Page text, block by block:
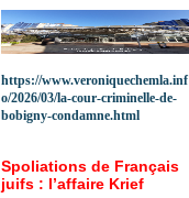
https://www.veroniquechemla.inf
o/2026/03/la-cour-criminelle-de-
bobigny-condamne.html
Spoliations de Français
juifs : l’affaire Krief